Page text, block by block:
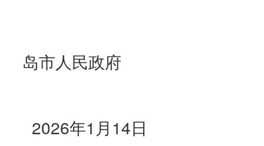
岛市人民政府
2026年1月14日